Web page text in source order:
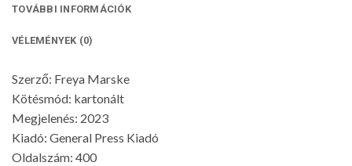
TOVÁBBI INFORMÁCIÓK
VÉLEMÉNYEK (0)
Szerző: Freya Marske
Kötésmód: kartonált
Megjelenés: 2023
Kiadó: General Press Kiadó
Oldalszám: 400